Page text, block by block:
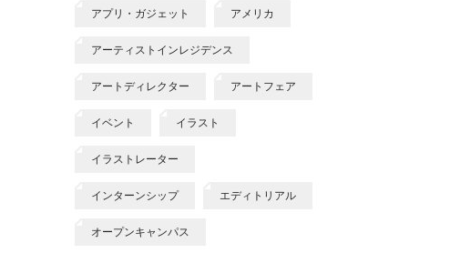
アプリ・ガジェット アメリカ
アーティストインレジデンス
アートディレクター アートフェア
イベント イラスト
イラストレーター
インターンシップ エディトリアル
オープンキャンパス